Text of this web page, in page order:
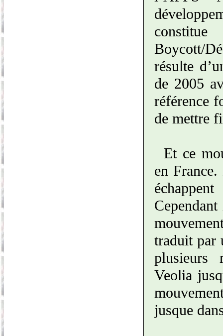
Boycott/
résulte
de 2005
référence
de mettre
Et ce
en
traduit par
plusieurs
Veolia
jusque